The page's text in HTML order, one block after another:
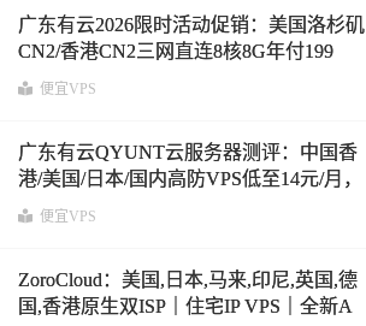
广东有云2026限时活动促销：美国洛杉矶
CN2/香港CN2三网直连8核8G年付199
元，国内电信200G高防339元年付，低延
便宜VPS
广东有云QYUNT云服务器测评：中国香
港/美国/日本/国内高防VPS低至14元/月，
三网直连高频CPU方案汇总
便宜VPS
ZoroCloud：美国,日本,马来,印尼,英国,德
国,香港原生双ISP｜住宅IP VPS｜全新A